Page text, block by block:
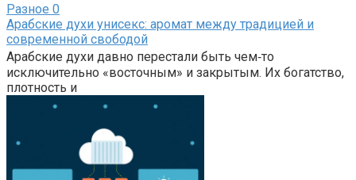
Разное 0
Арабские духи унисекс: аромат между традицией и
современной свободой
Арабские духи давно перестали быть чем‑то
исключительно «восточным» и закрытым. Их богатство,
плотность и